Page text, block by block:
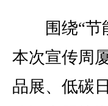
围绕“节能
本次宣传周
品展、低碳